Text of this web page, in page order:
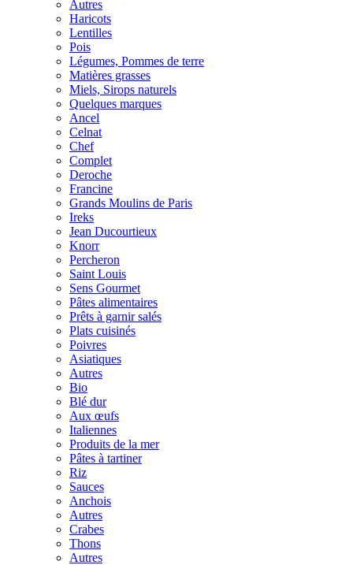
Autres
Haricots
Lentilles
Pois
Légumes, Pommes de terre
Matières grasses
Miels, Sirops naturels
Quelques marques
Ancel
Celnat
Chef
Complet
Deroche
Francine
Grands Moulins de Paris
Ireks
Jean Ducourtieux
Knorr
Percheron
Saint Louis
Sens Gourmet
Pâtes alimentaires
Prêts à garnir salés
Plats cuisinés
Poivres
Asiatiques
Autres
Bio
Blé dur
Aux œufs
Italiennes
Produits de la mer
Pâtes à tartiner
Riz
Sauces
Anchois
Autres
Crabes
Thons
Autres